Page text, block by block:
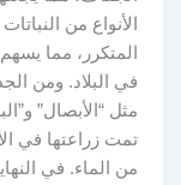
الأنواع من
المتكرر، مما
في البلاد. ومن
مثل “الأبصال”
تمت زراعتها في
من الماء. في